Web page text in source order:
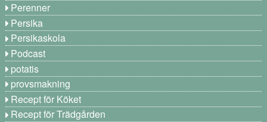
Perenner
Persika
Persikaskola
Podcast
potatis
provsmakning
Recept för Köket
Recept för Trädgården